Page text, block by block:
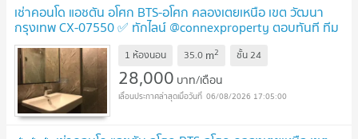
เช่าคอนโด แอชตัน อโศก BTS-อโศก คลองเตยเหนือ เขต วัฒนา
กรุงเทพ CX-07550 ✅ ทักไลน์ @connexproperty ตอบทันที ทีม
งานมืออาชีพ ✅ UPDATE !
1 ห้องนอน 35.0 m2 ชั้น24
28,000 บาท/เดือน
06/08/2026 17:05:00